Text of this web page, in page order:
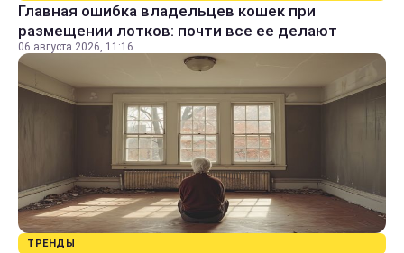
Главная ошибка владельцев кошек при
размещении лотков: почти все ее делают
06 августа 2026, 11:16
ТРЕНДЫ